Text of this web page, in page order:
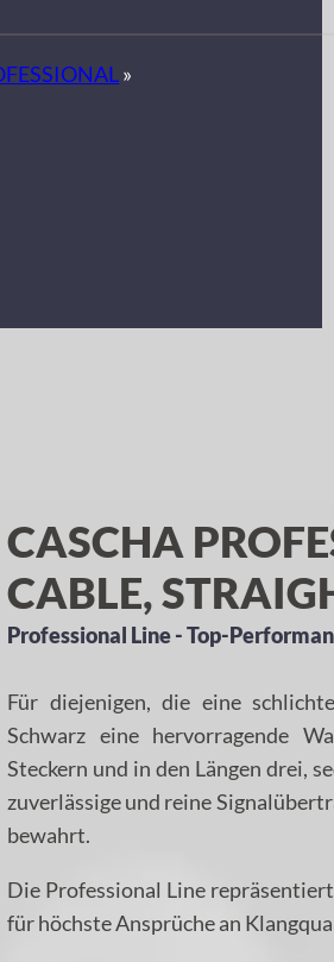
»
CASCHA
CABLE,
Professional Line - Top-
Für diejenigen, die eine
Schwarz eine hervorragende
Steckern und in den Längen drei,
zuverlässige und reine
bewahrt.
Die Professional Line
für höchste Ansprüche an